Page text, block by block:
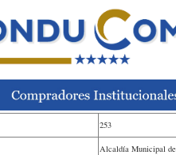
253
Alcaldía Municipal